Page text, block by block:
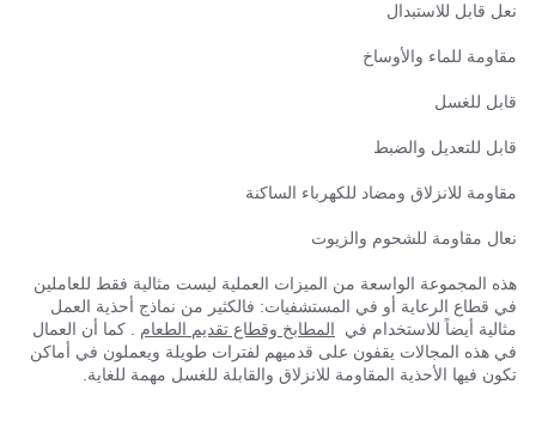
نعل قابل للاستبدال
مقاومة للماء والأوساخ
قابل للغسل
قابل للتعديل والضبط
مقاومة للانزلاق ومضاد للكهرباء الساكنة
نعال مقاومة للشحوم والزيوت
هذه المجموعة الواسعة من الميزات العملية ليست مثالية فقط للعاملين
في قطاع الرعاية أو في المستشفيات: فالكثير من نماذج أحذية العمل
مثالية أيضاً للاستخدام في المطابخ وقطاع تقديم الطعام . كما أن العمال
في هذه المجالات يقفون على قدميهم لفترات طويلة ويعملون في أماكن
تكون فيها الأحذية المقاومة للانزلاق والقابلة للغسل مهمة للغاية.